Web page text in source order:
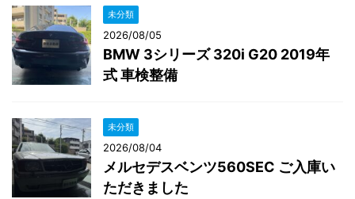
未分類
2026/08/05
BMW 3シリーズ 320i G20 2019年
式 車検整備
未分類
2026/08/04
メルセデスベンツ560SEC ご入庫い
ただきました